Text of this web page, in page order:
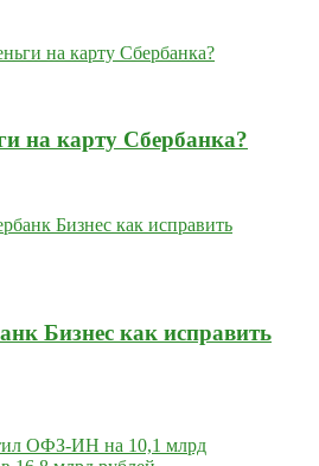
на карту Сбербанка?
Бизнес как исправить